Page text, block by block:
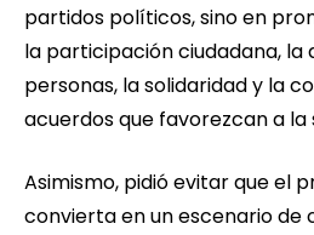
partidos políticos, sino en
la participación ciudadana, la
personas, la solidaridad y la
acuerdos que favorezcan a la
Asimismo, pidió evitar que el
convierta en un escenario de